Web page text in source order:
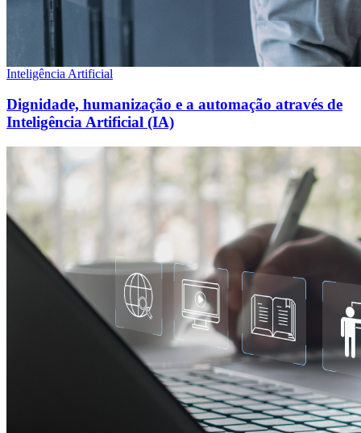
Inteligência Artificial
Dignidade, humanização e a automação através de
Inteligência Artificial (IA)